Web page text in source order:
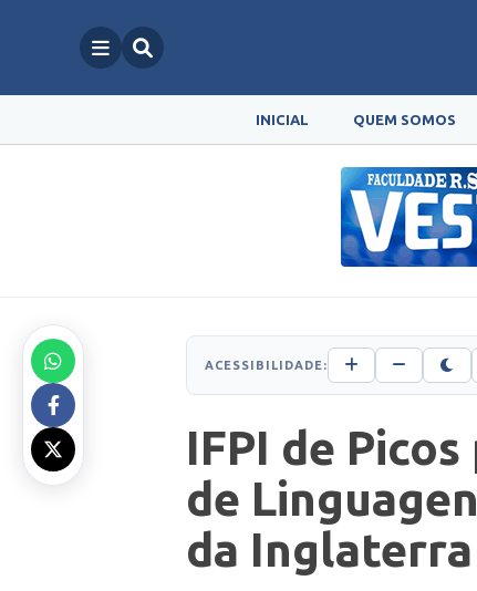
INICIAL QUEM SOMOS
ACESSIBILIDADE:
IFPI de
de
da Inglaterra